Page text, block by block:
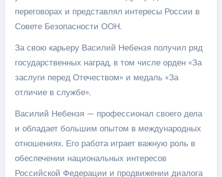
переговорах и представлял интересы России в
Совете Безопасности ООН.
За свою карьеру Василий Небензя получил ряд
государственных наград, в том числе орден «За
заслуги перед Отечеством» и медаль «За
отличие в службе».
Василий Небензя — профессионал своего дела
и обладает большим опытом в международных
отношениях. Его работа играет важную роль в
обеспечении национальных интересов
Российской Федерации и продвижении диалога